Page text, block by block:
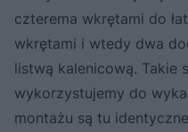
czterema wkrętami do
wkrętami i wtedy dwa
listwą kalenicową. Takie
wykorzystujemy do
montażu są tu